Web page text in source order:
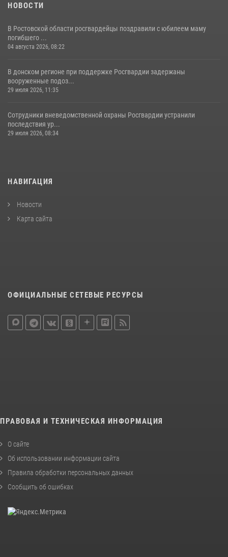
НОВОСТИ
В Ростовской области росгвардейцы поздравили с юбилеем маму
погибшего ...
04 августа 2026, 08:22
В донском регионе при поддержке Росгвардии задержаны
вооруженные подоз...
29 июля 2026, 11:35
Сотрудники вневедомственной охраны Росгвардии устранили
последствия ур...
29 июля 2026, 08:34
НАВИГАЦИЯ
Новости
Карта сайта
ОФИЦИАЛЬНЫЕ СЕТЕВЫЕ РЕСУРСЫ
ПРАВОВАЯ И ТЕХНИЧЕСКАЯ ИНФОРМАЦИЯ
О сайте
Об использовании информации сайта
Правила обработки персональных данных
Сообщить об ошибках